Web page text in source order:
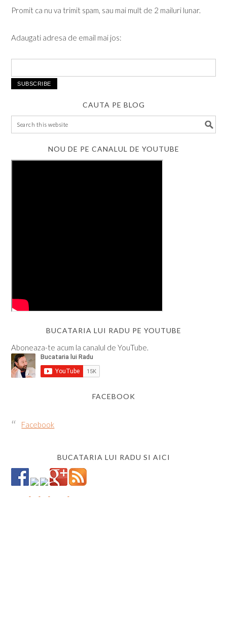
Promit ca nu va trimit spam, sau mai mult de 2 mailuri lunar.
Adaugati adresa de email mai jos:
CAUTA PE BLOG
NOU DE PE CANALUL DE YOUTUBE
BUCATARIA LUI RADU PE YOUTUBE
Aboneaza-te acum la canalul de YouTube.
FACEBOOK
Facebook
BUCATARIA LUI RADU SI AICI